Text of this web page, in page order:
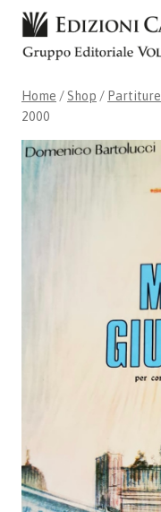
Skip
content
Home / Shop / Partiture
2000